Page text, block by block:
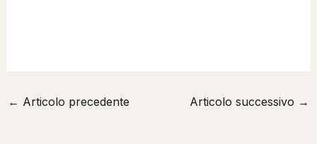
← Articolo precedente Articolo successivo →